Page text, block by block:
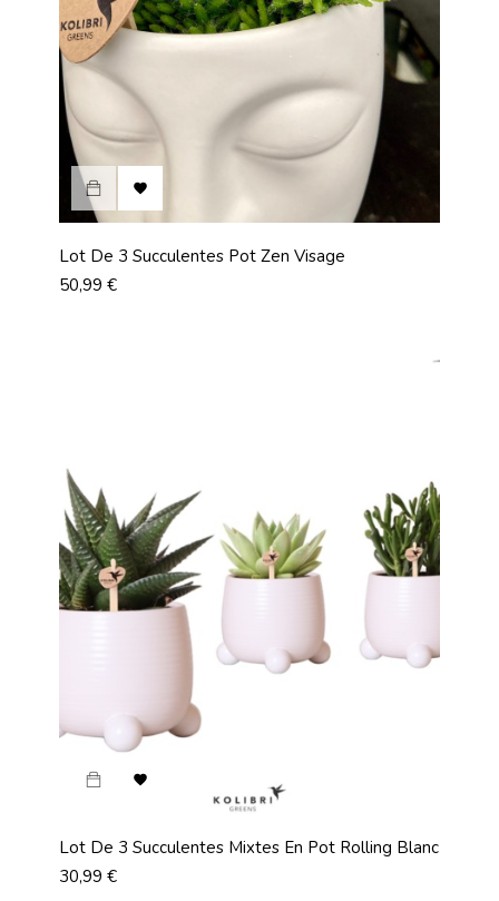

Lot De 3 Succulentes Pot Zen Visage
Prix
50,99 €

Lot De 3 Succulentes Mixtes En Pot Rolling Blanc
Prix
30,99 €